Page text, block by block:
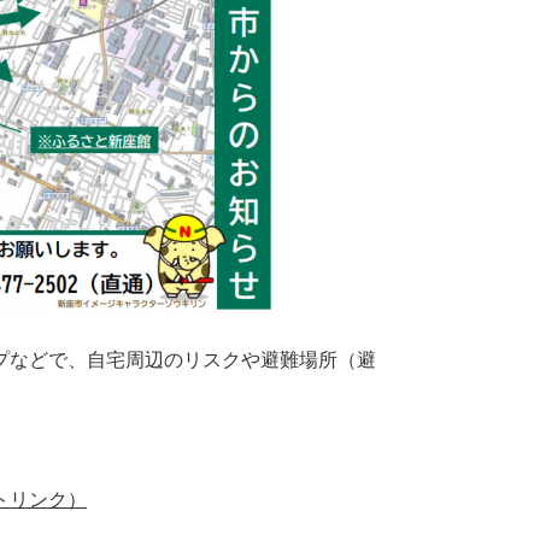
どで、自宅周辺のリスクや避難場所（避
ンク）